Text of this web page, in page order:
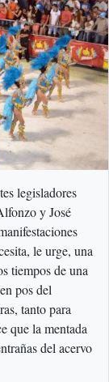
legisladores
y José
le urge, una
tiempos de una
pos del
tanto para
que la mentada
del acervo